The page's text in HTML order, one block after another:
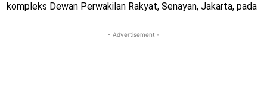
kompleks Dewan Perwakilan Rakyat, Senayan, Jakarta, pada
- Advertisement -